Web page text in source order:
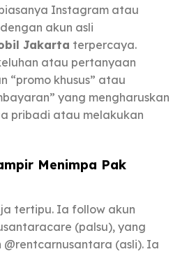
Instagram atau
akun asli
Jakarta terpercaya.
atau pertanyaan
“promo khusus” atau
yang mengharuskan
pribadi atau melakukan
Menimpa Pak
tertipu. Ia follow akun
(palsu), yang
(asli). Ia